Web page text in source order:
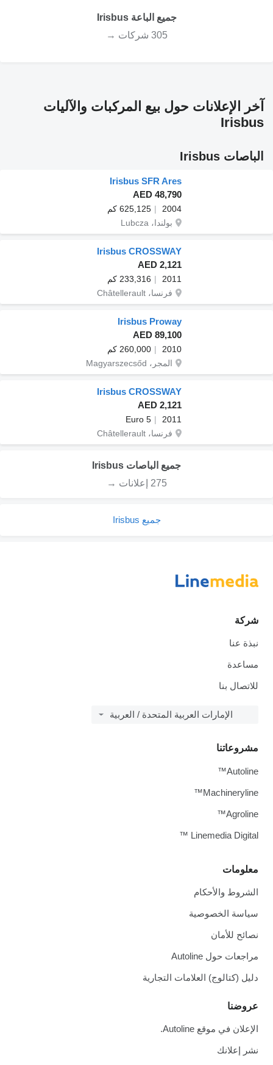
جميع الباعة Irisbus
305 شركات →
آخر الإعلانات حول بيع المركبات والآليات
Irisbus
الباصات Irisbus
Irisbus SFR Ares
AED 48,790
2004
625,125 كم
بولندا، Lubcza
Irisbus CROSSWAY
AED 2,121
2011
233,316 كم
فرنسا، Châtellerault
Irisbus Proway
AED 89,100
2010
260,000 كم
المجر، Magyarszecsőd
Irisbus CROSSWAY
AED 2,121
2011
Euro 5
فرنسا، Châtellerault
جميع الباصات Irisbus
275 إعلانات →
جميع Irisbus
شركة
نبذة عنا
مساعدة
للاتصال بنا
الإمارات العربية المتحدة / العربية
معلومات
الشروط والأحكام
سياسة الخصوصية
نصائح للأمان
مراجعات حول Autoline
دليل (كتالوج) العلامات التجارية
عروضنا
الإعلان في موقع Autoline.
نشر إعلانك
مشروعاتنا
Autoline™
Machineryline™
Agroline™
Linemedia Digital ™